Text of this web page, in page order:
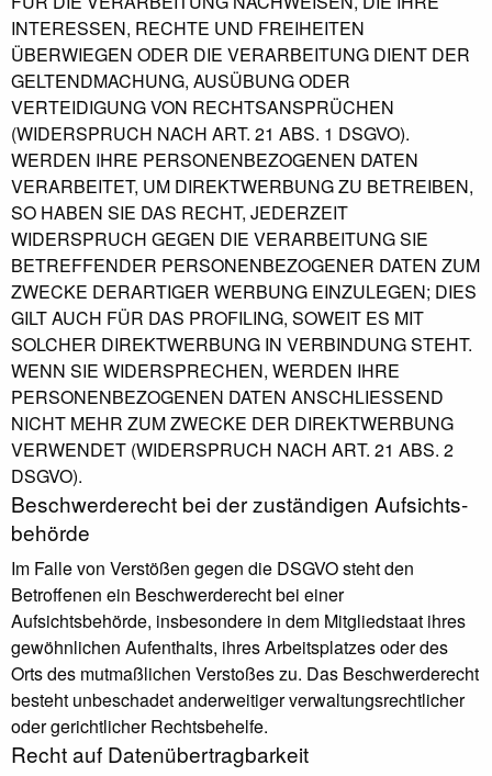
INTERESSEN, RECHTE UND FREIHEITEN
ÜBERWIEGEN ODER DIE VERARBEITUNG DIENT DER
GELTENDMACHUNG, AUSÜBUNG ODER
VERTEIDIGUNG VON RECHTSANSPRÜCHEN
(WIDERSPRUCH NACH ART. 21 ABS. 1 DSGVO).
WERDEN IHRE PERSONENBEZOGENEN DATEN
VERARBEITET, UM DIREKTWERBUNG ZU BETREIBEN,
SO HABEN SIE DAS RECHT, JEDERZEIT
WIDERSPRUCH GEGEN DIE VERARBEITUNG SIE
BETREFFENDER PERSONENBEZOGENER DATEN ZUM
ZWECKE DERARTIGER WERBUNG EINZULEGEN; DIES
GILT AUCH FÜR DAS PROFILING, SOWEIT ES MIT
SOLCHER DIREKTWERBUNG IN VERBINDUNG STEHT.
WENN SIE WIDERSPRECHEN, WERDEN IHRE
PERSONENBEZOGENEN DATEN ANSCHLIESSEND
NICHT MEHR ZUM ZWECKE DER DIREKTWERBUNG
VERWENDET (WIDERSPRUCH NACH ART. 21 ABS. 2
DSGVO).
Beschwerde­recht bei der zuständigen Aufsichts­
behörde
Im Falle von Verstößen gegen die DSGVO steht den
Betroffenen ein Beschwerderecht bei einer
Aufsichtsbehörde, insbesondere in dem Mitgliedstaat ihres
gewöhnlichen Aufenthalts, ihres Arbeitsplatzes oder des
Orts des mutmaßlichen Verstoßes zu. Das Beschwerderecht
besteht unbeschadet anderweitiger verwaltungsrechtlicher
oder gerichtlicher Rechtsbehelfe.
Recht auf Daten­übertrag­barkeit